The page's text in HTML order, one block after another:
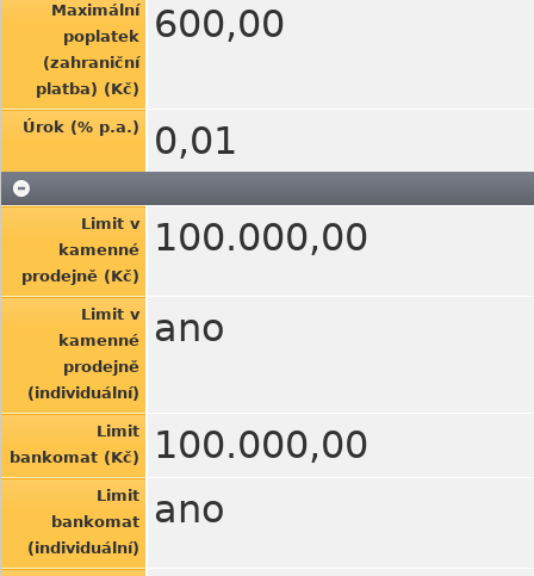
Maximální
poplatek
(zahraniční
platba) (Kč)
600,00
Úrok (% p.a.) 0,01
Limit v
kamenné
prodejně (Kč)
100.000,00
Limit v
kamenné
prodejně
(individuální)
ano
Limit
bankomat (Kč)
100.000,00
Limit
bankomat
(individuální)
ano